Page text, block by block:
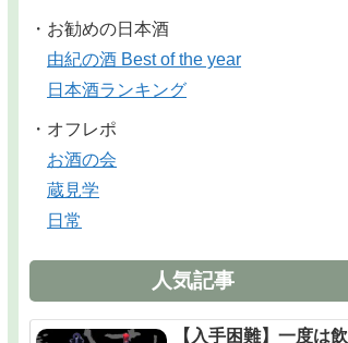
・お勧めの日本酒
由紀の酒 Best of the year
日本酒ランキング
・オフレポ
お酒の会
蔵見学
日常
人気記事
【入手困難】一度は飲